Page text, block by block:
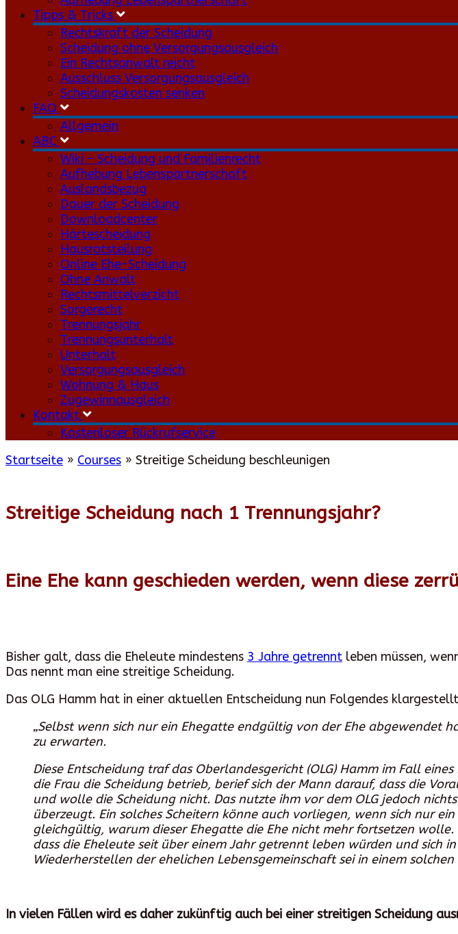
Tipps & Tricks
Rechtskraft der Scheidung
Scheidung ohne Versorgungsausgleich
Ein Rechtsanwalt reicht
Ausschluss Versorgungsausgleich
Scheidungskosten senken
FAQ
Allgemein
ABC
Wiki – Scheidung und Familienrecht
Aufhebung Lebenspartnerschaft
Auslandsbezug
Dauer der Scheidung
Downloadcenter
Härtescheidung
Hausratsteilung
Online Ehe-Scheidung
Ohne Anwalt
Rechtsmittelverzicht
Sorgerecht
Trennungsjahr
Trennungsunterhalt
Unterhalt
Versorgungsausgleich
Wohnung & Haus
Zugewinnausgleich
Kontakt
Kostenloser Rückrufservice
Startseite » Courses » Streitige Scheidung beschleunigen
Streitige Scheidung nach 1 Trennungsjahr?
Eine Ehe kann geschieden werden, wenn diese
Bisher galt, dass die Eheleute mindestens 3 Jahre getrennt leben müssen,
Das nennt man eine streitige Scheidung.
Das OLG Hamm hat in einer aktuellen Entscheidung nun Folgendes
„Selbst wenn sich nur ein Ehegatte endgültig von der Ehe abgewendet
zu erwarten.
Diese Entscheidung traf das Oberlandesgericht (OLG) Hamm im Fall
die Frau die Scheidung betrieb, berief sich der Mann darauf, dass die
und wolle die Scheidung nicht. Das nutzte ihm vor dem OLG jedoch
überzeugt. Ein solches Scheitern könne auch vorliegen, wenn sich nur
gleichgültig, warum dieser Ehegatte die Ehe nicht mehr fortsetzen
dass die Eheleute seit über einem Jahr getrennt leben würden und sich
Wiederherstellen der ehelichen Lebensgemeinschaft sei in einem
In vielen Fällen wird es daher zukünftig auch bei einer streitigen Scheidung